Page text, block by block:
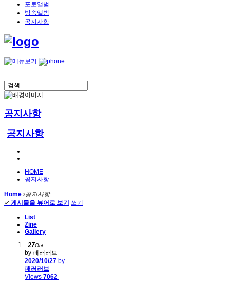
포토앨범
방송앨범
공지사항
공지사항
공지사항
HOME
공지사항
Home
공지사항
✔ 게시물을 뷰어로 보기 쓰기
List
Zine
Gallery
27Oct
by 패러러브
2020/10/27 by
패러러브
Views 7062